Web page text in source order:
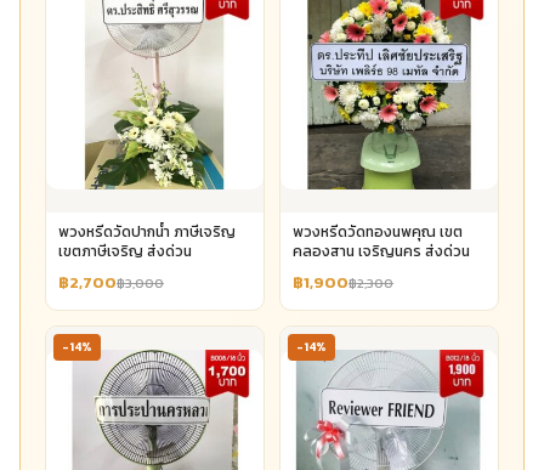
พวงหรีดวัดปากน้ำ ภาษีเจริญ
เขตภาษีเจริญ ส่งด่วน
฿2,700฿3,000
พวงหรีดวัดทองนพคุณ เขต
คลองสาน เจริญนคร ส่งด่วน
฿1,900฿2,300
-14% -14%